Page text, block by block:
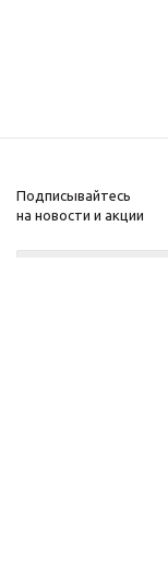
Подписывайтесь
на новости и акции